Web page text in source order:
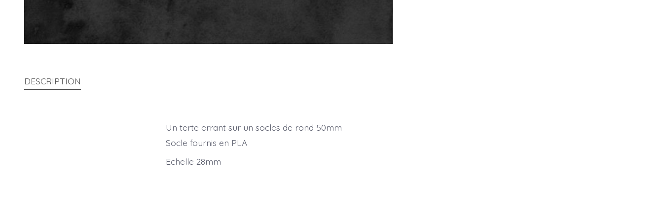
DESCRIPTION
Un terte errant sur un socles de rond 50mm
Socle fournis en PLA
Echelle 28mm